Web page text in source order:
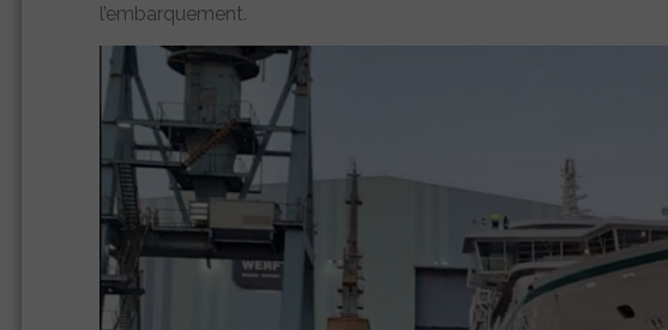
l’embarquement.